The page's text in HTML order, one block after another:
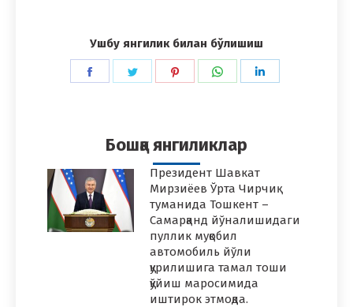
Ушбу янгилик билан бўлишиш
Share
Share
Share
Share
Бошқа янгиликлар
Президент Шавкат
Мирзиёев Ўрта Чирчиқ
туманида Тошкент –
Самарқанд йўналишидаги
пуллик муқобил
автомобиль йўли
қурилишига тамал тоши
қўйиш маросимида
иштирок этмоқда.